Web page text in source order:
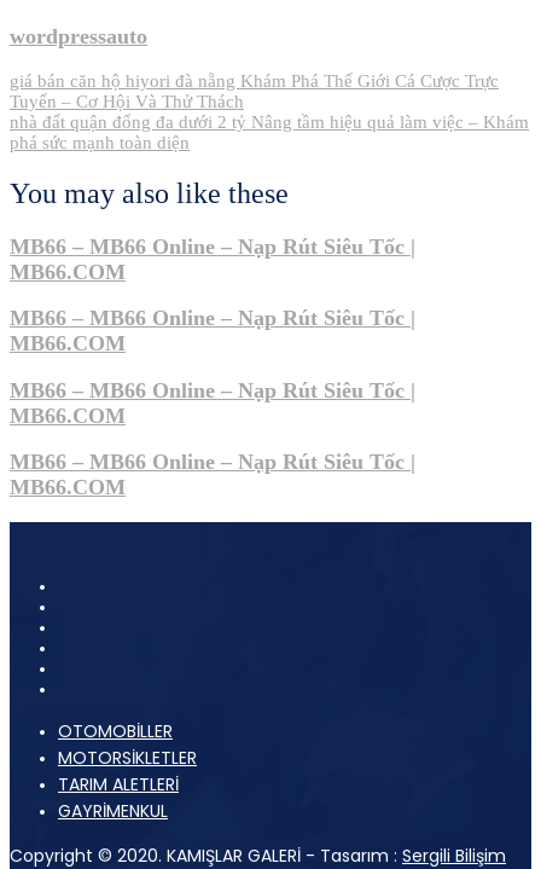
wordpressauto
Post
navigation
giá bán căn hộ hiyori đà nẵng Khám Phá Thế Giới Cá Cược Trực
Tuyến – Cơ Hội Và Thử Thách
nhà đất quận đống đa dưới 2 tỷ Nâng tầm hiệu quả làm việc – Khám
phá sức mạnh toàn diện
You may also like these
MB66 – MB66 Online – Nạp Rút Siêu Tốc |
MB66.COM
MB66 – MB66 Online – Nạp Rút Siêu Tốc |
MB66.COM
MB66 – MB66 Online – Nạp Rút Siêu Tốc |
MB66.COM
MB66 – MB66 Online – Nạp Rút Siêu Tốc |
MB66.COM
OTOMOBİLLER
MOTORSİKLETLER
TARIM ALETLERİ
GAYRİMENKUL
Copyright © 2020. KAMIŞLAR GALERİ - Tasarım : Sergili Bilişim